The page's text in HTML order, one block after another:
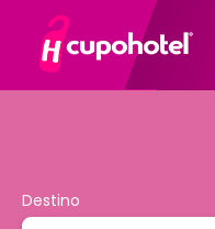
Destino